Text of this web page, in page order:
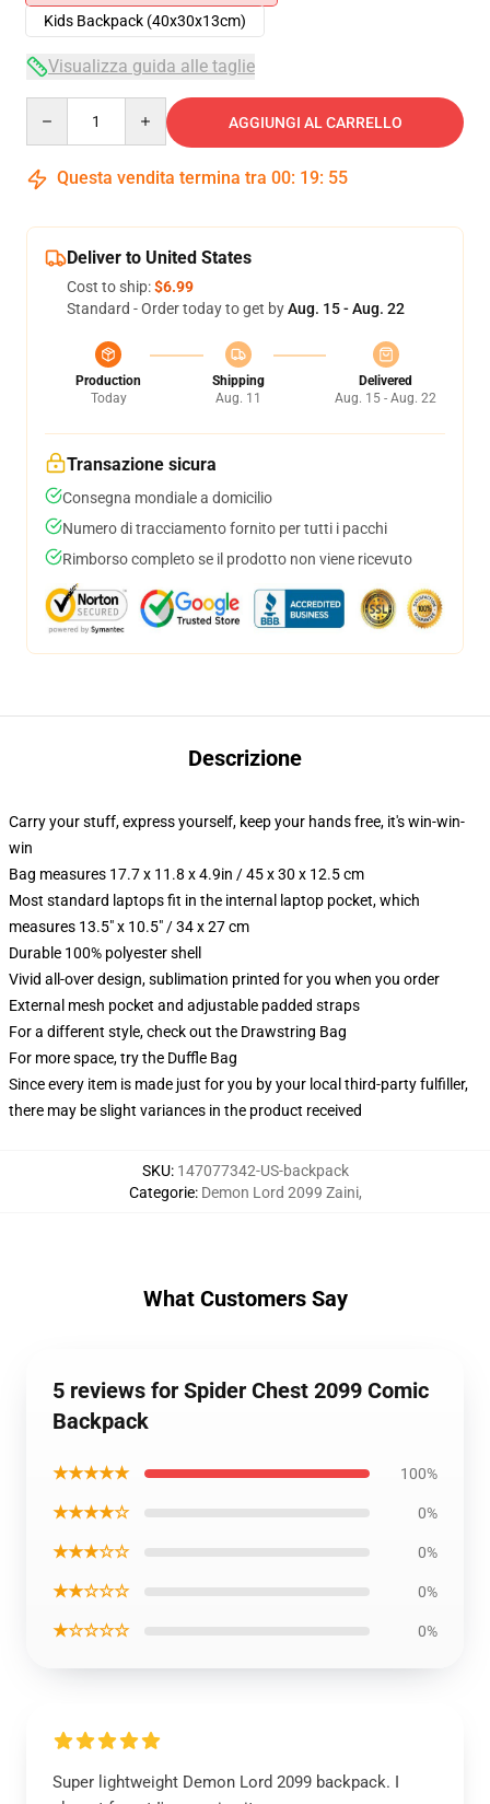
Kids Backpack (40x30x13cm)
Visualizza guida alle taglie
AGGIUNGI AL CARRELLO
Questa vendita termina tra 00: 19: 54
Deliver to United States
Cost to ship:$6.99
Standard - Order today to get byAug. 15 - Aug. 22
Production
Today
Shipping
Aug. 11
Delivered
Aug. 15 - Aug. 22
Transazione sicura
Consegna mondiale a domicilio
Numero di tracciamento fornito per tutti i pacchi
Rimborso completo se il prodotto non viene ricevuto
Descrizione
Carry your stuff, express yourself, keep your hands free, it's win-win-
win
Bag measures 17.7 x 11.8 x 4.9in / 45 x 30 x 12.5 cm
Most standard laptops fit in the internal laptop pocket, which
measures 13.5" x 10.5" / 34 x 27 cm
Durable 100% polyester shell
Vivid all-over design, sublimation printed for you when you order
External mesh pocket and adjustable padded straps
For a different style, check out the Drawstring Bag
For more space, try the Duffle Bag
Since every item is made just for you by your local third-party fulfiller,
there may be slight variances in the product received
SKU: 147077342-US-backpack
Categorie: Demon Lord 2099 Zaini,
What Customers Say
5 reviews for Spider Chest 2099 Comic
Backpack
★★★★★ 100%
★★★★☆ 0%
★★★☆☆ 0%
★★☆☆☆ 0%
★☆☆☆☆ 0%
Super lightweight Demon Lord 2099 backpack. I